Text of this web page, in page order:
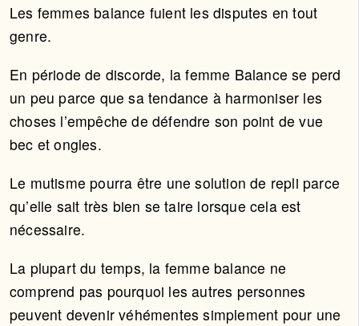
Les femmes balance fuient les disputes en tout
genre.
En période de discorde, la femme Balance se perd
un peu parce que sa tendance à harmoniser les
choses l’empêche de défendre son point de vue
bec et ongles.
Le mutisme pourra être une solution de repli parce
qu’elle sait très bien se taire lorsque cela est
nécessaire.
La plupart du temps, la femme balance ne
comprend pas pourquoi les autres personnes
peuvent devenir véhémentes simplement pour une